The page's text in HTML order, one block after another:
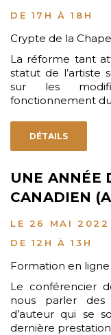
DE 17H À 18H
Crypte de la
La réforme tant
statut de l’artiste
sur les
fonctionnement
DÉTAILS
UNE ANNÉE
CANADIEN
LE 26 MAI 2022
DE 12H À 13H
Formation en ligne
Le conférencier
nous parler
d’auteur qui se
dernière